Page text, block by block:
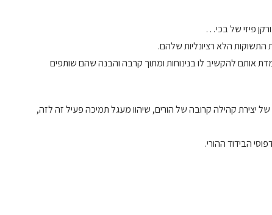
פיזי של בכי…
הלא רציונליות שלהם.
אותם להקשיב לו בנינוחות ומתוך קרבה והבנה שהם שותפים
יצירת קהילה קרובה של הורים, שיהוו מעגל תמיכה פעיל זה לזה,
הבידוד ההורי.